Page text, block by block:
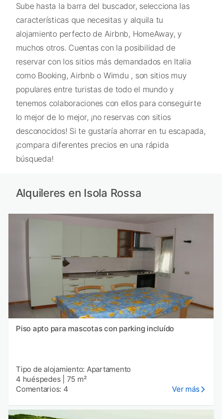
Sube hasta la barra del buscador, selecciona las
características que necesitas y alquila tu
alojamiento perfecto de Airbnb, HomeAway, y
muchos otros. Cuentas con la posibilidad de
reservar con los sitios más demandados en Italia
como Booking, Airbnb o Wimdu , son sitios muy
populares entre turistas de todo el mundo y
tenemos colaboraciones con ellos para conseguirte
lo mejor de lo mejor, ¡no reservas con sitios
desconocidos! Si te gustaría ahorrar en tu escapada,
¡compara diferentes precios en una rápida
búsqueda!
Alquileres en Isola Rossa
Piso apto para mascotas con parking incluído
Tipo de alojamiento: Apartamento
4 huéspedes
75 m²
Comentarios: 4
Ver más